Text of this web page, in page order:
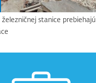
stanice prebiehajú